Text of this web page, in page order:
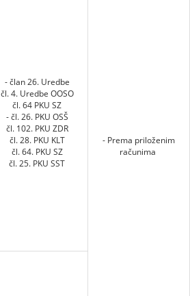
- član 26. Uredbe
čl. 4. Uredbe OOSO
čl. 64 PKU SZ
- čl. 26. PKU OSŠ
čl. 102. PKU ZDR
čl. 28. PKU KLT
čl. 64. PKU SZ
čl. 25. PKU SST
- Prema priloženim
računima